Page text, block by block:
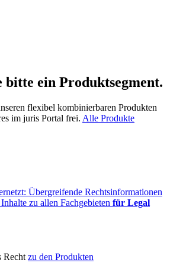
bitte ein Produktsegment.
flexibel kombinierbaren Produkten
im juris Portal frei. Alle Produkte
Übergreifende Rechtsinformationen
zu allen Fachgebieten für Legal
Recht zu den Produkten